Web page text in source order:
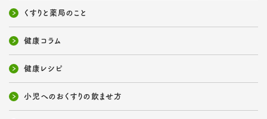
くすりと薬局のこと
健康コラム
健康レシピ
小児へのおくすりの飲ませ方